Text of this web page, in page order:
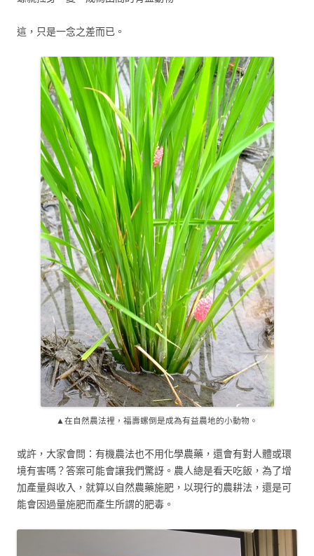
這，只是一念之差而已。
▲在自然農法裡，福壽螺倒是成為有益農地的小動物。
或許，大家會問：有機農法也不用化學農藥，還會有對人體或環
境有害嗎？答案可能會讓我們驚訝。農人總是看天吃飯，為了增
加產量與收入，就算以自然農藥施肥，以現行的農耕法，還是可
能會因過量施肥而產生所謂的肥毒。